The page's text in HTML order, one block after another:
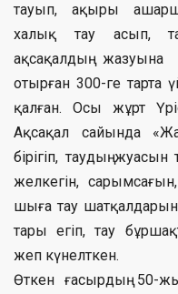
тауып, ақыры
халық тау асып,
ақсақалдың жазуына
отырған 300-ге тарта
қалған. Осы жұрт
Ақсақал сайында
бірігіп, таудың жуасын
желкегін,
шыға тау
тары егіп, тау
жеп күнелткен.
Өткен ғасырдың 50-